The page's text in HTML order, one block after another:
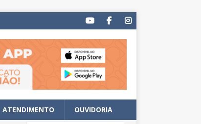
ATENDIMENTO OUVIDORIA